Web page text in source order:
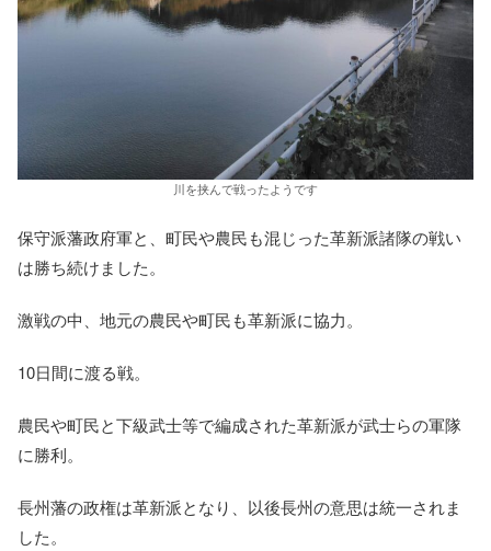
川を挟んで戦ったようです
保守派藩政府軍と、町民や農民も混じった革新派諸隊の戦い
は勝ち続けました。
激戦の中、地元の農民や町民も革新派に協力。
10日間に渡る戦。
農民や町民と下級武士等で編成された革新派が武士らの軍隊
に勝利。
長州藩の政権は革新派となり、以後長州の意思は統一されま
した。